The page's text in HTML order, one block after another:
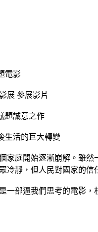
電影
展 參展影片
題誠意之作
生活的巨大轉變
家庭開始逐漸崩解。雖
冷靜，但人民對國家的信
一部逼我們思考的電影，